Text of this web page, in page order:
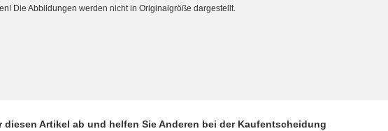
Die Abbildungen werden nicht in Originalgröße dargestellt.
diesen Artikel ab und helfen Sie Anderen bei der Kaufentscheidung